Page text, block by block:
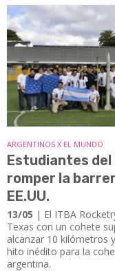
ARGENTINOS X EL MUNDO
Estudiantes del
romper la
EE.UU.
13/05 | El ITBA
Texas con un cohete
alcanzar 10 kilómetros
hito inédito para la
argentina.